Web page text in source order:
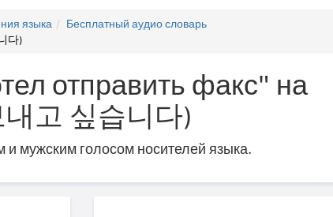
языка
Бесплатный аудио словарь
다)
отправить факс" на
고 싶습니다)
и мужским голосом носителей языка.